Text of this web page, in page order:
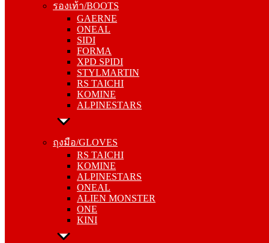
รองเท้า/BOOTS
GAERNE
ONEAL
SIDI
FORMA
XPD SPIDI
STYLMARTIN
RS TAICHI
KOMINE
ALPINESTARS
ถุงมือ/GLOVES
RS TAICHI
KOMINE
ALPINESTARS
ONEAL
ALIEN MONSTER
ONE
KINI
ONEAL
SIDI
FORMA
XPD SPIDI
STYLMARTIN
RS TAICHI
KOMINE
ALPINESTARS
ถุงมือ/GLOVES
KOMINE
ALPINESTARS
ONEAL
ALIEN MONSTER
ONE
KINI
ชุดหนัง/LEATHER SUIT